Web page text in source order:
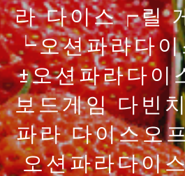
라 다이스┍릴
┕오션파라다
±오션파라다이
보드게임 다빈
파라 다이스오
오션파라다이